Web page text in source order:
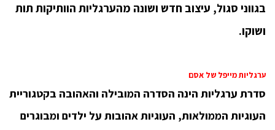
בגווני סגול, עיצוב חדש ושונה מהערגליות הוותיקות תות
ושוקו.
ערגליות מייפל של אסם
סדרת ערגליות הינה הסדרה המובילה והאהובה בקטגוריית
העוגיות הממולאות, העוגיות אהובות על ילדים ומבוגרים